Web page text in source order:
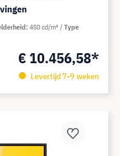
€ 10.456,58*
Levertijd 7-9 weken
450 cd/m²
Type